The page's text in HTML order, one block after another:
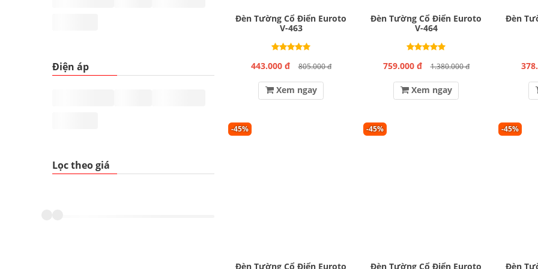
Điện áp
Lọc theo giá
Đèn Tường Cổ Điển Euroto
V-463
443.000 đ 805.000 đ
Xem ngay
Đèn Tường Cổ Điển Euroto
V-464
759.000 đ 1.380.000 đ
Xem ngay
Đèn
-45%
Đèn Tường Cổ Điển Euroto
-45%
Đèn Tường Cổ Điển Euroto
-45%
Đèn